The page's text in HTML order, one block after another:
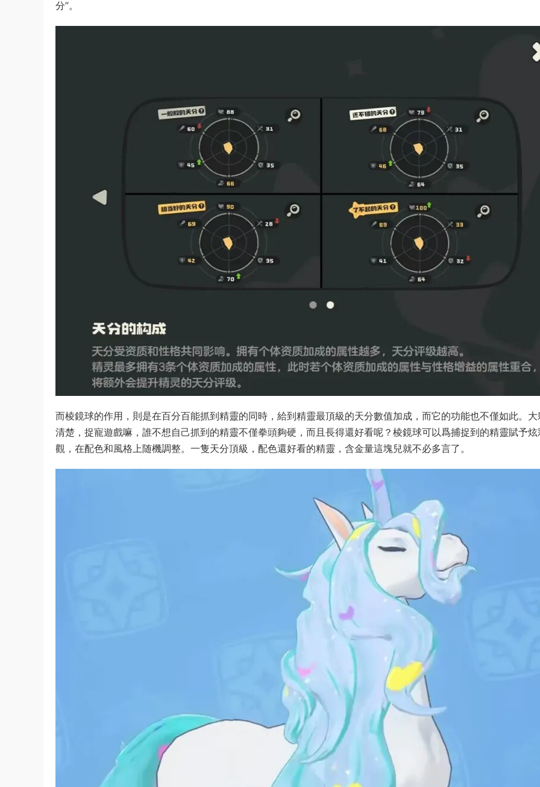
分”。
而棱鏡球的作用，則是在百分百能抓到精靈的同時，給到精靈最頂級的天分數值加成，而它的功能也不僅如此。大
清楚，捉寵遊戲嘛，誰不想自己抓到的精靈不僅拳頭夠硬，而且長得還好看呢？棱鏡球可以爲捕捉到的精靈賦予炫
觀，在配色和風格上随機調整。一隻天分頂級，配色還好看的精靈，含金量這塊兒就不必多言了。